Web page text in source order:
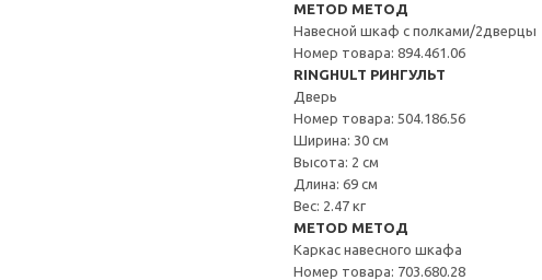
METOD МЕТОД
Навесной шкаф с полками/2дверцы
Номер товара: 894.461.06
RINGHULT РИНГУЛЬТ
Дверь
Номер товара: 504.186.56
Ширина: 30 см
Высота: 2 см
Длина: 69 см
Вес: 2.47 кг
METOD МЕТОД
Каркас навесного шкафа
Номер товара: 703.680.28